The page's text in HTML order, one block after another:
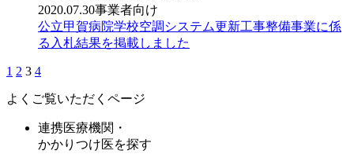
2020.07.30事業者向け
公立甲賀病院学校空調システム更新工事整備事業に係
る入札結果を掲載しました
1 2 3 4
よくご覧いただくページ
連携医療機関・
かかりつけ医を探す